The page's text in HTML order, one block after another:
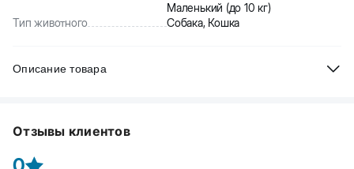
Маленький (до 10 кг)
Тип животного
Собака, Кошка
Описание товара
животных. Расческа имеет сменное лезвие, что делает ее
помощником. Идеален для короткой и длинной шерсти.
Отзывы клиентов